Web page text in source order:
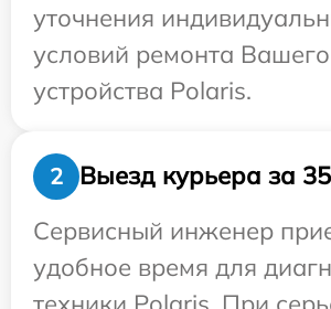
уточнения
условий ремонта Вашего
устройства Polaris.
2
Выезд курьера за
Сервисный инженер
удобное время для